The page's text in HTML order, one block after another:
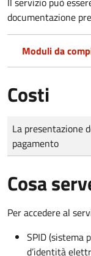
documentazione
Moduli da
Costi
Tipo di pagamento
Importo
La presentazione
pagamento
Cosa
Per accedere al
SPID (sistema
d’identità